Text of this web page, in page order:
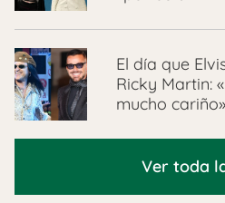
El día que
Ricky Martin:
mucho cariño»
Ver toda